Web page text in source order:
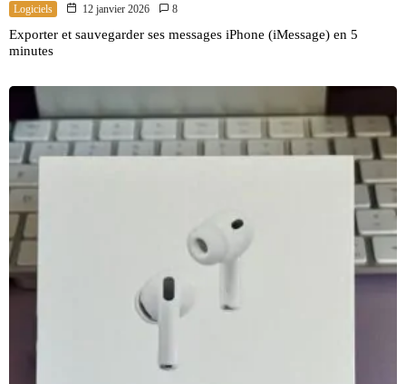
Logiciels 12 janvier 2026 8
Exporter et sauvegarder ses messages iPhone (iMessage) en 5
minutes